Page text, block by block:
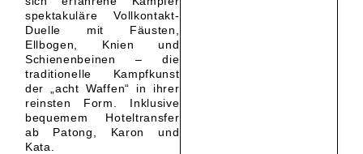
spektakuläre Vollkontakt-
Duelle mit Fäusten,
Ellbogen, Knien und
Schienenbeinen – die
traditionelle Kampfkunst
der „acht Waffen“ in ihrer
reinsten Form. Inklusive
bequemem Hoteltransfer
ab Patong, Karon und
Kata.